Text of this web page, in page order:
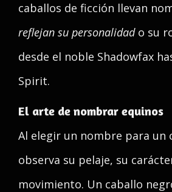
caballos de ficción llevan
reflejan su personalidado su
desde el noble Shadowfax
Spirit.
El arte de nombrar equinos
Al elegir un nombre para un
observa su pelaje, su
movimiento. Un caballo